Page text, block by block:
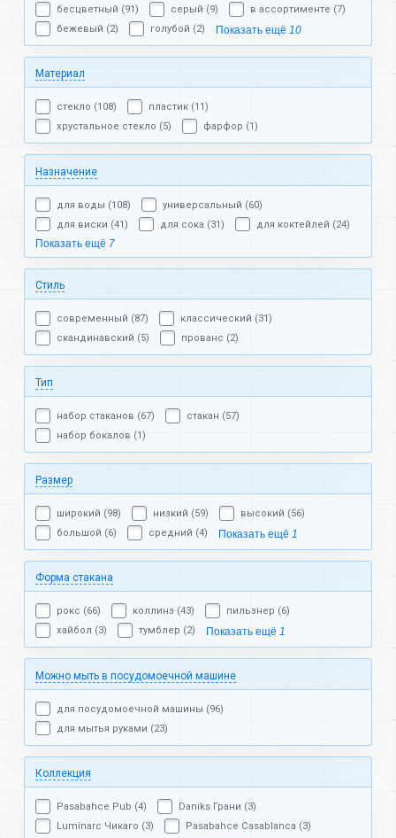
бесцветный (91) серый (9)
в ассортименте (7)
бежевый (2)
голубой (2) Показать ещё 10
Материал
стекло (108)
пластик (11)
хрустальное стекло (5)
фарфор (1)
Назначение
для воды (108)
универсальный (60)
для виски (41)
для сока (31) для коктейлей (24)
Показать ещё 7
Стиль
современный (87)
классический (31)
скандинавский (5)
прованс (2)
Тип
набор стаканов (67)
стакан (57)
набор бокалов (1)
Размер
широкий (98) низкий (59)
высокий (56)
большой (6)
средний (4) Показать ещё 1
Форма стакана
рокс (66) коллинз (43)
пильзнер (6)
хайбол (3)
тумблер (2) Показать ещё 1
Можно мыть в посудомоечной машине
для посудомоечной машины (96)
для мытья руками (23)
Коллекция
Pasabahce Pub (4)
Daniks Грани (3)
Luminarc Чикаго (3)
Pasabahce Casablanca (3)